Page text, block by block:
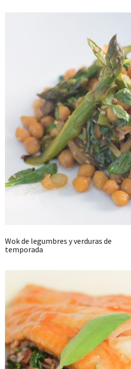
Wok de legumbres y verduras de
temporada